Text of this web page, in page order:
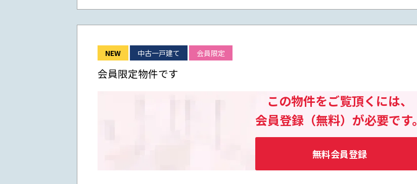
NEW 中古一戸建て 会員限定
会員限定物件です
この物件をご覧頂くには、
会員登録（無料）が必要です。
無料会員登録